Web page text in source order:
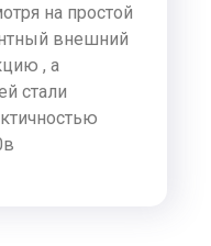
на простой
внешний
, а
стали